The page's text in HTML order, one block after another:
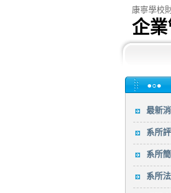
企
康寧學校
●○●
最新
系所
系所
系所